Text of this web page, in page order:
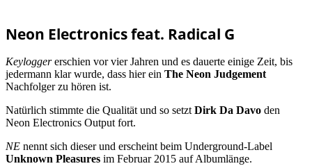
Neon Electronics feat. Radical G
Keyloggererschien vor vier Jahren und es dauerte einige Zeit, bis
jedermann klar wurde, dass hier ein The Neon Judgement
Nachfolger zu hören ist.
Natürlich stimmte die Qualität und so setzt Dirk Da Davo den
Neon Electronics Output fort.
NE nennt sich dieser und erscheint beim Underground-Label
Unknown Pleasures im Februar 2015 auf Albumlänge.